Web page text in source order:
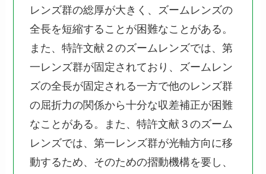
レンズ群の総厚が大きく、ズームレンズの
全長を短縮することが困難なことがある。
また、特許文献２のズームレンズでは、第
一レンズ群が固定されており、ズームレン
ズの全長が固定される一方で他のレンズ群
の屈折力の関係から十分な収差補正が困難
なことがある。また、特許文献３のズーム
レンズでは、第一レンズ群が光軸方向に移
動するため、そのための摺動機構を要し、